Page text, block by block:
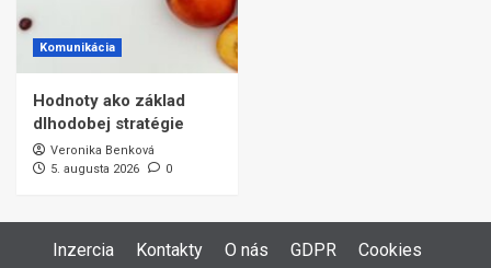
Komunikácia
Hodnoty ako základ
dlhodobej stratégie
Veronika Benková
5. augusta 2026
0
Inzercia Kontakty O nás GDPR
Cookies